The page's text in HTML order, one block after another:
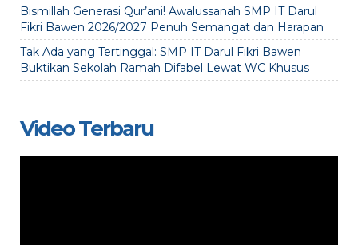
Bismillah Generasi Qur’ani! Awalussanah SMP IT Darul
Fikri Bawen 2026/2027 Penuh Semangat dan Harapan
Tak Ada yang Tertinggal: SMP IT Darul Fikri Bawen
Buktikan Sekolah Ramah Difabel Lewat WC Khusus
Video Terbaru